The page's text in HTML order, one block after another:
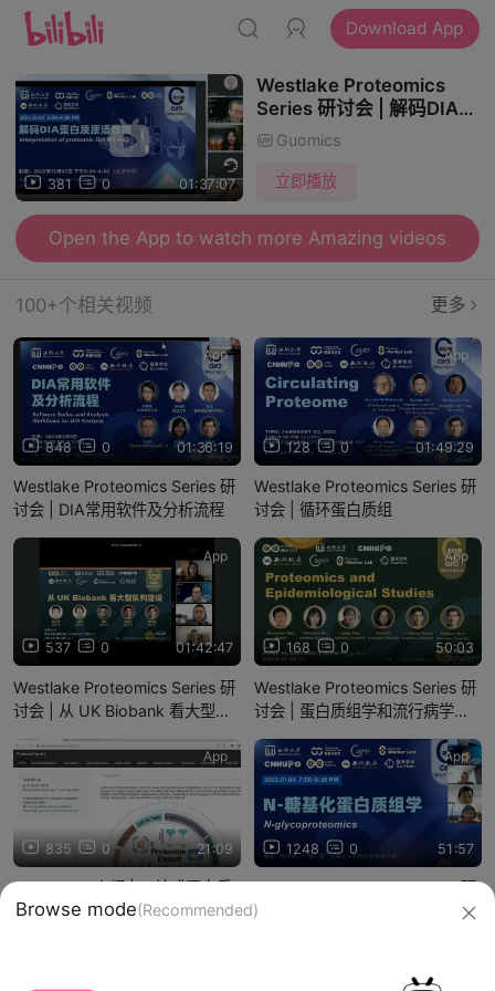
Download App
381 0 01:37:07
Westlake Proteomics
Series 研讨会 | 解码DIA蛋
白质质谱数据
Guomics
立即播放
Open the App to watch more Amazing videos
100+个相关视频 更多
848 0 01:36:19
App
Westlake Proteomics Series 研
讨会 | DIA常用软件及分析流程
128 0 01:49:29
App
Westlake Proteomics Series 研
讨会 | 循环蛋白质组
537 0 01:42:47
App
Westlake Proteomics Series 研
讨会 | 从 UK Biobank 看大型队
168 0 50:03
App
Westlake Proteomics Series 研
讨会 | 蛋白质组学和流行病学研
835 0 21:09
App
WEBserver介绍 | 一站式蛋白质
组学数据分析平台
1248 0 51:57
App
Westlake Proteomics Series 研
讨会 | N-糖基化蛋白质组学
Browse mode(Recommended)